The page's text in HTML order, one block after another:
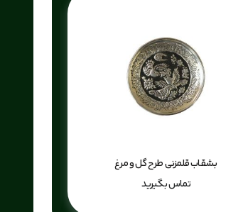
بشقاب قلمزنی طرح گل و مرغ
تماس بگیرید